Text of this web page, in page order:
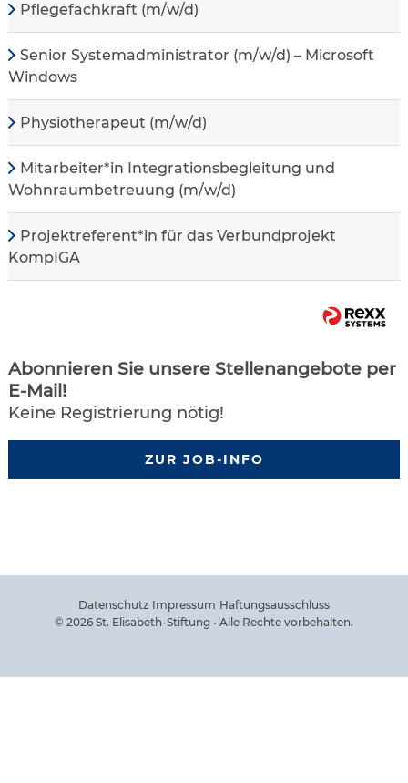
Pflegefachkraft (m/w/d)
Senior Systemadministrator (m/w/d) – Microsoft
Windows
Physiotherapeut (m/w/d)
Mitarbeiter*in Integrationsbegleitung und
Wohnraumbetreuung (m/w/d)
Projektreferent*in für das Verbundprojekt
KompIGA
Abonnieren Sie unsere Stellenangebote per
E-Mail!
Keine Registrierung nötig!
ZUR JOB-INFO
Datenschutz Impressum Haftungsausschluss
© 2026 St. Elisabeth-Stiftung • Alle Rechte vorbehalten.